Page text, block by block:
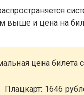
выше и цена на
цена билета
Плацкарт: 1646